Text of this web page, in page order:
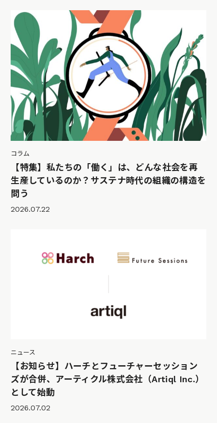
コラム
【特集】私たちの「働く」は、どんな社会を再
生産しているのか？サステナ時代の組織の構造を
問う
2026.07.22
ニュース
【お知らせ】ハーチとフューチャーセッション
ズが合併、アーティクル株式会社（Artiql Inc.）
として始動
2026.07.02